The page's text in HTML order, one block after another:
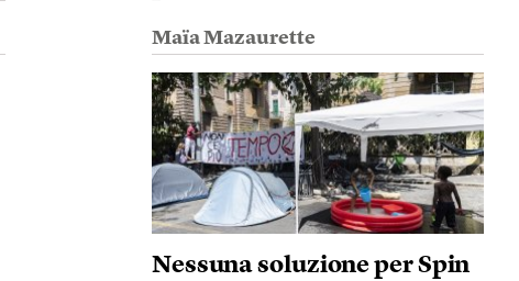
Maïa Mazaurette
Nessuna soluzione per Spin